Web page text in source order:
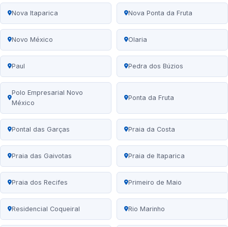
Nova Itaparica Nova Ponta da Fruta
Novo México Olaria
Paul Pedra dos Búzios
Polo Empresarial Novo
México
Ponta da Fruta
Pontal das Garças Praia da Costa
Praia das Gaivotas Praia de Itaparica
Praia dos Recifes Primeiro de Maio
Residencial Coqueiral Rio Marinho